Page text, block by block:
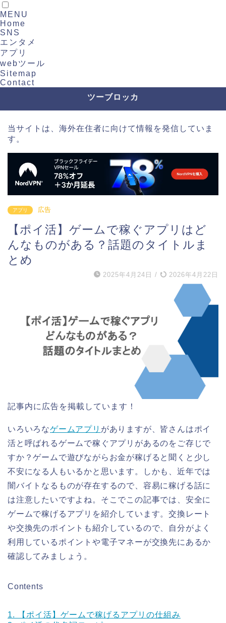
MENU
Home
SNS
エンタメ
アプリ
webツール
Sitemap
Contact
ツーブロッカ
当サイトは、海外在住者に向けて情報を発信していま
す。
アプリ 広告
【ポイ活】ゲームで稼ぐアプリはど
んなものがある？話題のタイトルま
とめ
2025年4月24日 / 2026年4月22日
記事内に広告を掲載しています！
いろいろなゲームアプリ がありますが、皆さんはポイ
活と呼ばれるゲームで稼ぐアプリがあるのをご存じで
すか？ゲームで遊びながらお金が稼げると聞くと少し
不安になる人もいるかと思います。しかも、近年では
闇バイトなるものが存在するので、容易に稼げる話に
は注意したいですよね。そこでこの記事では、安全に
ゲームで稼げるアプリを紹介しています。交換レート
や交換先のポイントも紹介しているので、自分がよく
利用しているポイントや電子マネーが交換先にあるか
確認してみましょう。
Contents
1.
【ポイ活】ゲームで稼げるアプリの仕組み